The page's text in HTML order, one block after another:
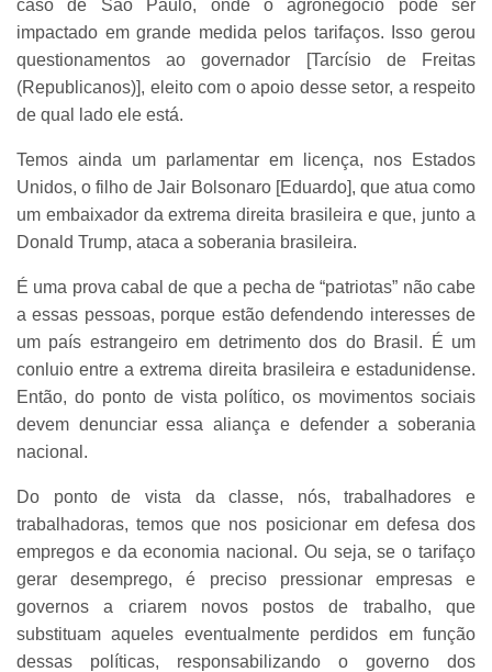
caso de São Paulo, onde o agronegócio pode ser
impactado em grande medida pelos tarifaços. Isso gerou
questionamentos ao governador [Tarcísio de Freitas
(Republicanos)], eleito com o apoio desse setor, a respeito
de qual lado ele está.
Temos ainda um parlamentar em licença, nos Estados
Unidos, o filho de Jair Bolsonaro [Eduardo], que atua como
um embaixador da extrema direita brasileira e que, junto a
Donald Trump, ataca a soberania brasileira.
É uma prova cabal de que a pecha de “patriotas” não cabe
a essas pessoas, porque estão defendendo interesses de
um país estrangeiro em detrimento dos do Brasil. É um
conluio entre a extrema direita brasileira e estadunidense.
Então, do ponto de vista político, os movimentos sociais
devem denunciar essa aliança e defender a soberania
nacional.
Do ponto de vista da classe, nós, trabalhadores e
trabalhadoras, temos que nos posicionar em defesa dos
empregos e da economia nacional. Ou seja, se o tarifaço
gerar desemprego, é preciso pressionar empresas e
governos a criarem novos postos de trabalho, que
substituam aqueles eventualmente perdidos em função
dessas políticas, responsabilizando o governo dos